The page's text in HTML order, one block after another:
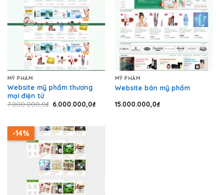
MỸ PHẨM
Website mỹ phẩm thương
mại điện tử
7.000.000,0₫ 6.000.000,0₫
MỸ PHẨM
Website bán mỹ phẩm
15.000.000,0₫
-14%